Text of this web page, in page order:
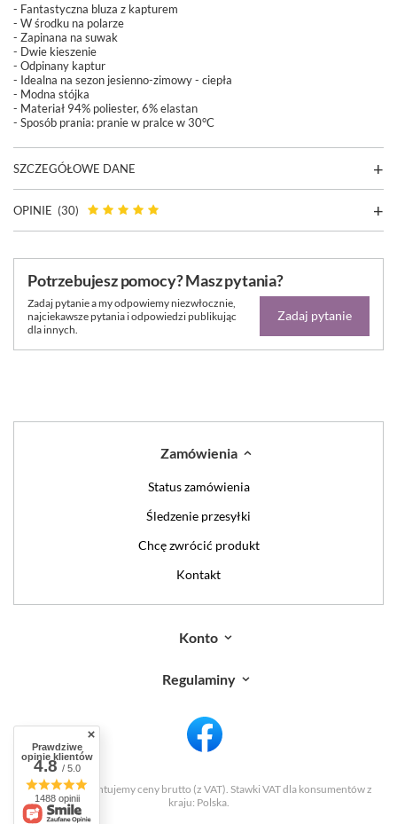
- Fantastyczna bluza z kapturem
- W środku na polarze
- Zapinana na suwak
- Dwie kieszenie
- Odpinany kaptur
- Idealna na sezon jesienno-zimowy - ciepła
- Modna stójka
- Materiał 94% poliester, 6% elastan
- Sposób prania: pranie w pralce w 30°C
SZCZEGÓŁOWE DANE
OPINIE (30)
Potrzebujesz pomocy? Masz pytania?
Zadaj pytanie a my odpowiemy niezwłocznie,
najciekawsze pytania i odpowiedzi publikując
dla innych.
Zadaj pytanie
Zamówienia
Status zamówienia
Śledzenie przesyłki
Chcę zwrócić produkt
Kontakt
Konto
Regulaminy
W sklepie prezentujemy ceny brutto (z VAT). Stawki VAT dla konsumentów z
kraju: Polska.
Prawdziwe
opinie klientów
4.8/ 5.0
1488 opinii